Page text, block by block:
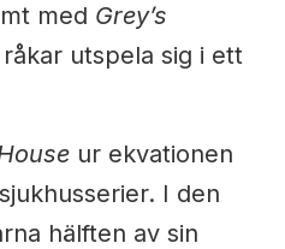
med Grey’s
utspela sig i ett
ur ekvationen
I den
hälften av sin